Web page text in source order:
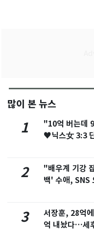
많이 본 뉴스
1
"10억 버는데
♥닉스女 3:3
2
"배우계 기강
백' 수애, SNS
3
서장훈, 28억
억 내놨다…세